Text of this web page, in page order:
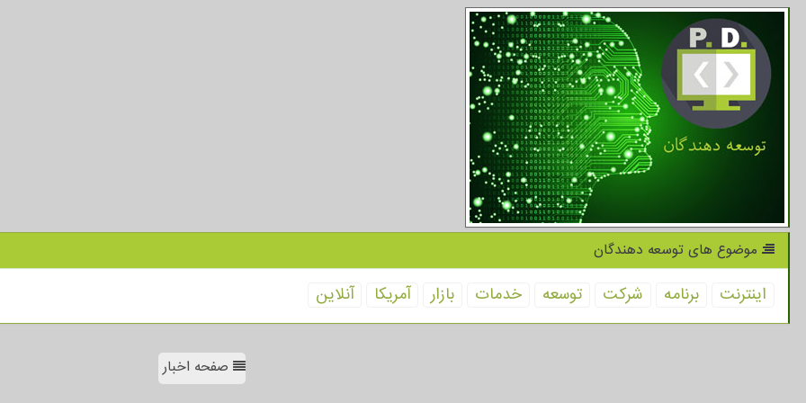
موضوع های توسعه دهندگان
اینترنت برنامه شركت توسعه خدمات بازار آمریكا آنلاین
صفحه اخبار